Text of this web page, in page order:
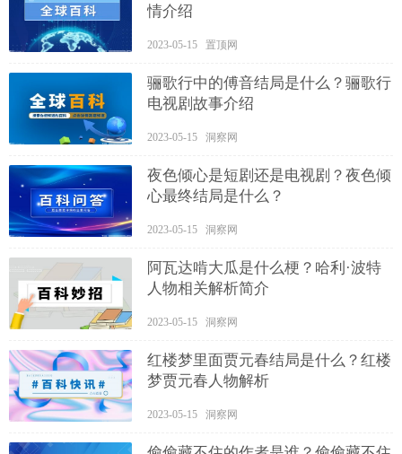
情介绍
2023-05-15 置顶网
骊歌行中的傅音结局是什么？骊歌行
电视剧故事介绍
2023-05-15 洞察网
夜色倾心是短剧还是电视剧？夜色倾
心最终结局是什么？
2023-05-15 洞察网
阿瓦达啃大瓜是什么梗？哈利·波特
人物相关解析简介
2023-05-15 洞察网
红楼梦里面贾元春结局是什么？红楼
梦贾元春人物解析
2023-05-15 洞察网